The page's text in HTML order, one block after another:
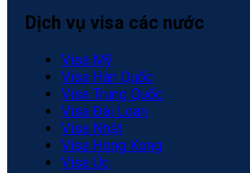
Dịch vụ visa các nước
Visa Mỹ
Visa Hàn Quốc
Visa Trung Quốc
Visa Đài Loan
Visa Nhật
Visa Hong Kong
Visa Úc